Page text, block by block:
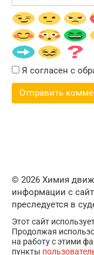
Я согласен с
© 2026 Химия
информации с
преследуется в
Этот сайт
Продолжая
на работу с этими
пункты